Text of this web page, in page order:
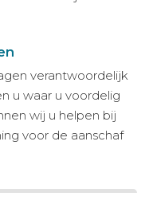
verantwoordelijk
u waar u voordelig
wij u helpen bij
voor de aanschaf